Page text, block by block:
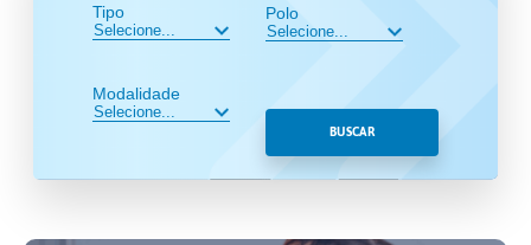
Tipo
Modalidade
Polo
BUSCAR